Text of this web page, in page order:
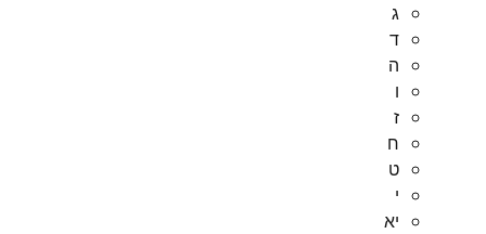
ג
ד
ה
ו
ז
ח
ט
י
יא